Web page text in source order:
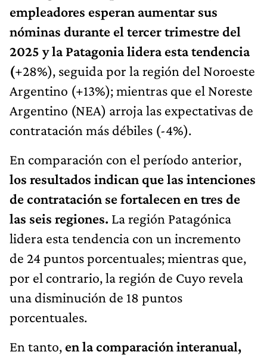
empleadores esperan aumentar sus
nóminas durante el tercer trimestre del
2025 y la Patagonia lidera esta tendencia
(+28%), seguida por la región del Noroeste
Argentino (+13%); mientras que el Noreste
Argentino (NEA) arroja las expectativas de
contratación más débiles (-4%).
En comparación con el período anterior,
los resultados indican que las intenciones
de contratación se fortalecen en tres de
las seis regiones. La región Patagónica
lidera esta tendencia con un incremento
de 24 puntos porcentuales; mientras que,
por el contrario, la región de Cuyo revela
una disminución de 18 puntos
porcentuales.
En tanto, en la comparación interanual,